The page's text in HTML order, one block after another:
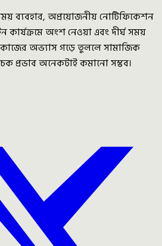
সময় ব্যবহার, অপ্রয়োজনীয় নোটিফিকেশন
কার্যক্রমে অংশ নেওয়া এবং দীর্ঘ সময়
অভ্যাস গড়ে তুললে সামাজিক
প্রভাব অনেকটাই কমানো সম্ভব।